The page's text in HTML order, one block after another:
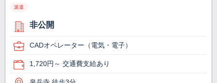
派遣
非公開
CADオペレーター（電気・電子）
1,720円～ 交通費支給あり